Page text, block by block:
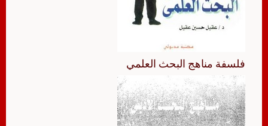
فلسفة مناهج البحث العلمي